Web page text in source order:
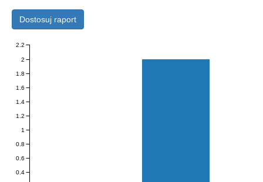
Dostosuj raport
0.4
0.6
0.8
1
1.2
1.4
1.6
1.8
2
2.2